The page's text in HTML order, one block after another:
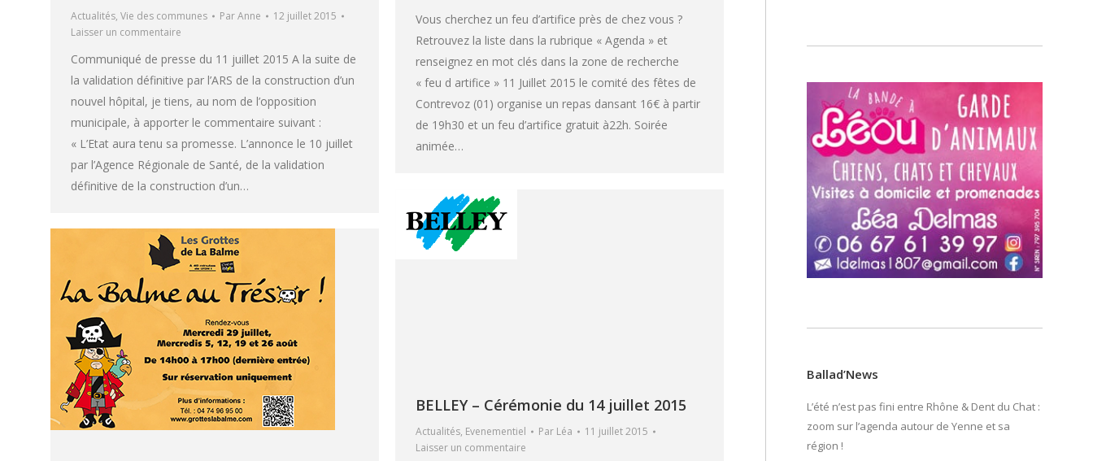
Actualités, Vie des communes ParAnne
12 juillet 2015
Laisser un commentaire
Communiqué de presse du 11 juillet 2015 A la suite de
la validation définitive par l’ARS de la construction d’un
nouvel hôpital, je tiens, au nom de l’opposition
municipale, à apporter le commentaire suivant :
« L’Etat aura tenu sa promesse. L’annonce le 10 juillet
par l’Agence Régionale de Santé, de la validation
définitive de la construction d’un…
Vous cherchez un feu d’artifice près de chez vous ?
Retrouvez la liste dans la rubrique « Agenda » et
renseignez en mot clés dans la zone de recherche
« feu d artifice » 11 Juillet 2015 le comité des fêtes de
Contrevoz (01) organise un repas dansant 16€ à partir
de 19h30 et un feu d’artifice gratuit à22h. Soirée
animée…
BELLEY – Cérémonie du 14 juillet 2015
Actualités, Evenementiel Par Léa
11 juillet 2015
Laisser un commentaire
Ballad’News
L’été n’est pas fini entre Rhône & Dent du Chat :
zoom sur l’agenda autour de Yenne et sa
région !